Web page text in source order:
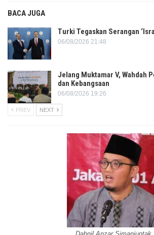
BACA JUGA
Turki Tegaskan Serangan
06/08/2026 21:48
Jelang Muktamar V, Wahdah
dan Kebangsaan
06/08/2026 19:26
PREV NEXT